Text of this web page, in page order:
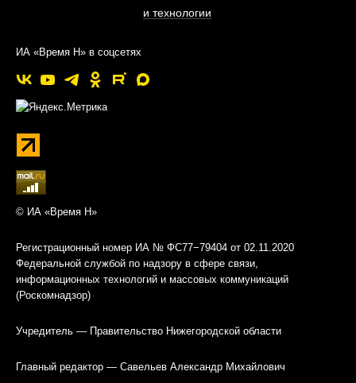
и технологии
ИА «Время Н» в соцсетях
© ИА «Время Н»
Регистрационный номер ИА № ФС77−79404 от 02.11.2020
Федеральной службой по надзору в сфере связи,
информационных технологий и массовых коммуникаций
(Роскомнадзор)
Учредитель — Правительство Нижегородской области
Главный редактор — Савельев Александр Михайлович